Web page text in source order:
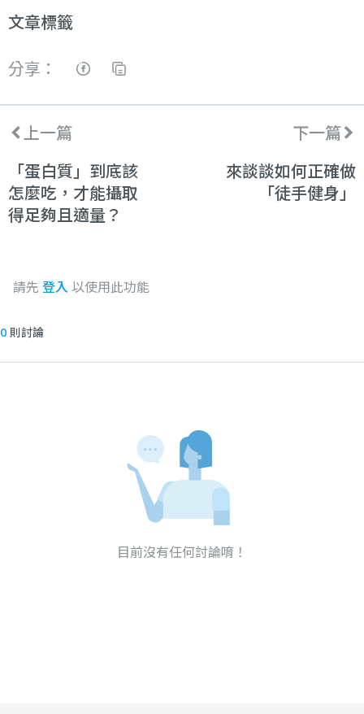
文章標籤
分享：
上一篇
「蛋白質」到底該
怎麼吃，才能攝取
得足夠且適量？
下一篇
來談談如何正確做
「徒手健身」
請先 登入 以使用此功能
0 則討論
目前沒有任何討論唷！